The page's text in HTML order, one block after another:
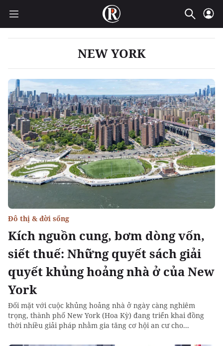
NEW YORK
Kích nguồn cung, bơm dòng vốn,
siết thuế: Những quyết sách giải
quyết khủng hoảng nhà ở của New
York
Đô thị & đời sống
Đối mặt với cuộc khủng hoảng nhà ở ngày càng nghiêm
trọng, thành phố New York (Hoa Kỳ) đang triển khai đồng
thời nhiều giải pháp nhằm gia tăng cơ hội an cư cho...